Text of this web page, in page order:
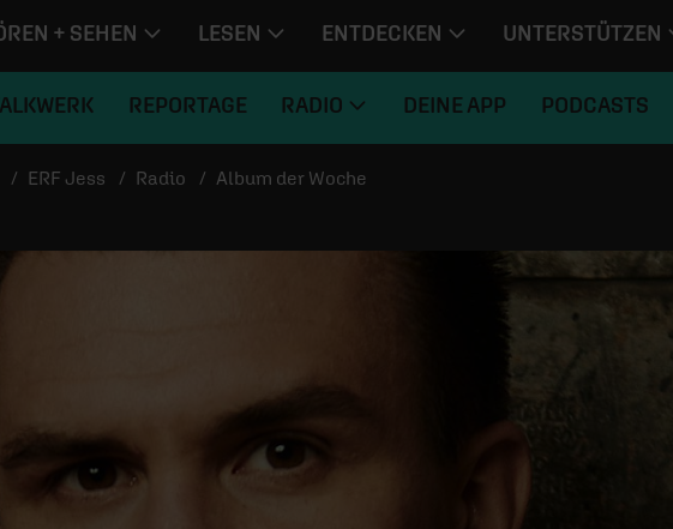
+ SEHEN LESEN ENTDECKEN UNTERSTÜTZEN
REPORTAGE RADIO DEINE APP PODCASTS
ERF Jess Radio Album der Woche